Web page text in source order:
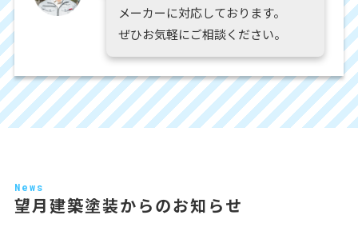
メーカーに対応しております。
ぜひお気軽にご相談ください。
News
望月建築塗装からのお知らせ